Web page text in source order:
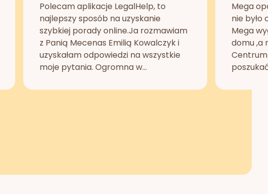
Polecam aplikacje LegalHelp, to
najlepszy sposób na uzyskanie
szybkiej porady online.Ja rozmawiam
z Panią Mecenas Emilią Kowalczyk i
uzyskałam odpowiedzi na wszystkie
moje pytania. Ogromna w...
Mega
nie było
Mega
domu ,a